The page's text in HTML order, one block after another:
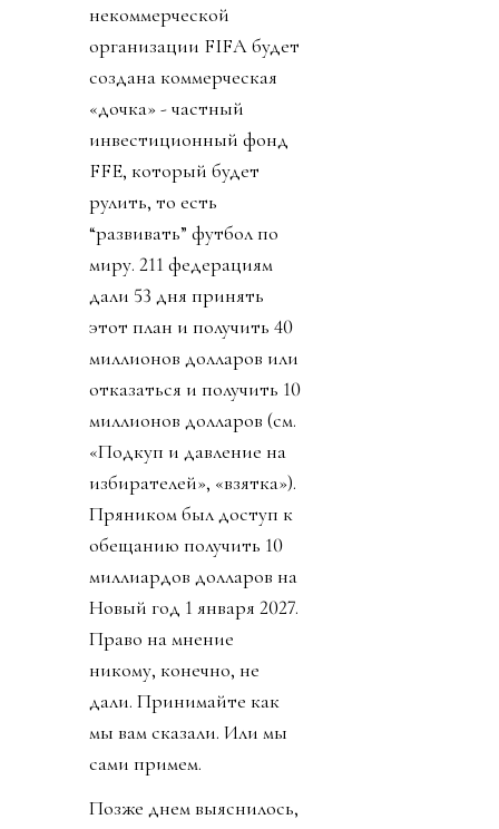
некоммерческой
организации FIFA будет
создана коммерческая
«дочка» - частный
инвестиционный фонд
FFE, который будет
рулить, то есть
“развивать” футбол по
миру. 211 федерациям
дали 53 дня принять
этот план и получить 40
миллионов долларов или
отказаться и получить 10
миллионов долларов (см.
«Подкуп и давление на
избирателей», «взятка»).
Пряником был доступ к
обещанию получить 10
миллиардов долларов на
Новый год 1 января 2027.
Право на мнение
никому, конечно, не
дали. Принимайте как
мы вам сказали. Или мы
сами примем.
Позже днем выяснилось,